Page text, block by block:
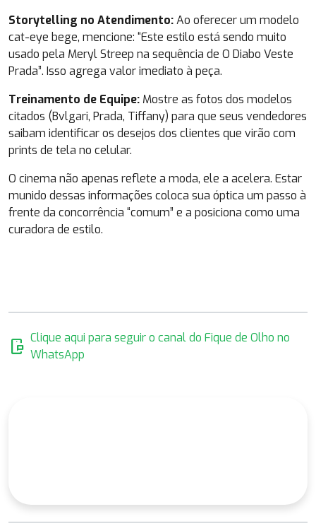
Storytelling no Atendimento:Ao oferecer um modelo
cat-eye bege, mencione: “Este estilo está sendo muito
usado pela Meryl Streep na sequência de O Diabo Veste
Prada”. Isso agrega valor imediato à peça.
Treinamento de Equipe: Mostre as fotos dos modelos
citados (Bvlgari, Prada, Tiffany) para que seus vendedores
saibam identificar os desejos dos clientes que virão com
prints de tela no celular.
O cinema não apenas reflete a moda, ele a acelera. Estar
munido dessas informações coloca sua óptica um passo à
frente da concorrência “comum” e a posiciona como uma
curadora de estilo.
mobile_chat Clique aqui para seguir o canal do Fique de Olho no
WhatsApp